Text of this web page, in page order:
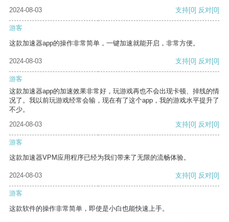
2024-08-03
支持[0] 反对[0]
游客
这款加速器app的操作非常简单，一键加速就能开启，非常方便。
2024-08-03 支持[0] 反对[0]
游客
这款加速器app的加速效果非常好，玩游戏再也不会出现卡顿、掉线的情
况了。我以前玩游戏经常会输，现在有了这个app，我的游戏水平提升了
不少。
2024-08-03
支持[0] 反对[0]
游客
这款加速器VPM应用程序已经为我们带来了无限的流畅体验。
2024-08-03 支持[0] 反对[0]
游客
这款软件的操作非常简单，即使是小白也能快速上手。